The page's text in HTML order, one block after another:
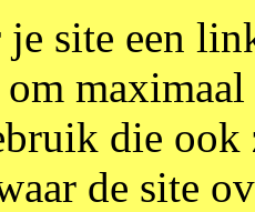
site een
die
de site